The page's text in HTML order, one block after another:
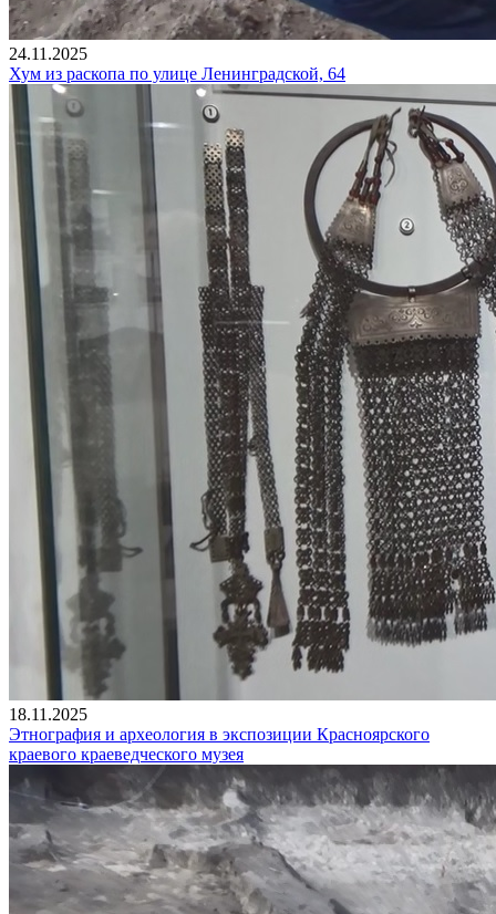
24.11.2025
Хум из раскопа по улице Ленинградской, 64
18.11.2025
Этнография и археология в экспозиции Красноярского
краевого краеведческого музея